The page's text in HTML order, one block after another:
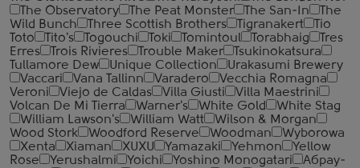
The Observatory
The Peat Monster The San-In
The
Wild Bunch
Three Scottish Brothers Tigranakert
Tio
Toto
Tito's Togouchi Toki Tomintoul Torabhaig
Tres
Erres
Trois Rivieres Trouble Maker
Tsukinokatsura
Tullamore Dew
Unique Collection
Urakasumi Brewery
Vaccari
Vana Tallinn Varadero
Vecchia Romagna
Veroni
Viejo de Caldas Villa Giusti
Villa Maestrini
Volcan De Mi Tierra
Warner's White Gold
White Stag
William Lawson's
William Watt
Wilson & Morgan
Wood Stork
Woodford Reserve Woodman
Wyborowa
Xenta
Xiaman XUXU Yamazaki Yehmon
Yellow
Rose
Yerushalmi Yoichi Yoshino Monogatari
Абрау-